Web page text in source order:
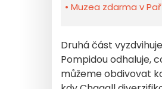
Muzea zdarma v
Druhá část
Pompidou odhaluje,
můžeme obdivovat